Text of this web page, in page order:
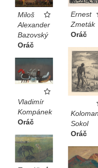
Miloš
Alexander
Bazovský
Oráč
Ernest
Zmeták
Oráč
Koloman
Sokol
Oráč
Vladimír
Kompánek
Oráč